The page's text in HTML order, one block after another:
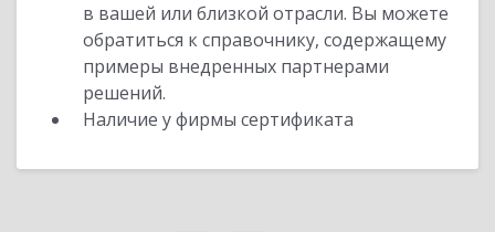
в вашей или близкой отрасли. Вы можете
обратиться к справочнику, содержащему
примеры внедренных партнерами
решений.
Наличие у фирмы сертификата